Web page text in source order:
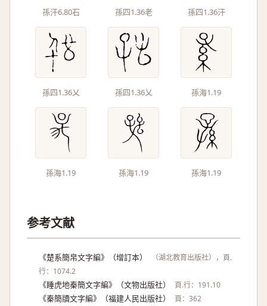
孫汗6.80石 孫四1.36老 孫四1.36汗
孫四1.36乂 孫四1.36乂 孫海1.19
孫海1.19 孫海1.19 孫海1.19
参考文献
《楚系簡帛文字編》（增訂本）
（湖北教育出版社），頁.
行：1074.2
《睡虎地秦簡文字編》（文物出版社） 頁.行：191.10
《秦簡牘文字編》（福建人民出版社） 頁：362